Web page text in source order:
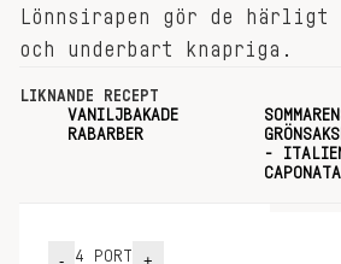
Lönnsirapen gör de härligt
och underbart knapriga.
LIKNANDE RECEPT
VANILJBAKADE
RABARBER
-
CAPONATA
4 PORT